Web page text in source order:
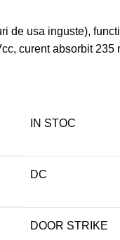
de usa inguste),
curent absorbit
IN STOC
DC
DOOR STRIKE